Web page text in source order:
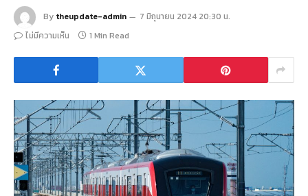
By theupdate-admin
7 มิถุนายน 2024 20:30 น.
ไม่มีความเห็น
1 Min Read